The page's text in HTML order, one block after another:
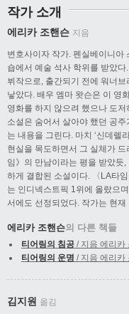
작가 소개
에리카 조핸슨 지음
변호사이자 작가. 펜실베이니아
숍에서 예술 석사 학위를 받았다
뷔작으로, 출간되기 전에 워너
낳았다. 배우 엠마 왓슨은 이 영
영화를 하지 않으려 했으나 도저
소설은 숨어서 살아야 했던 공
는 내용을 그린다. 마치 ‘신데렐
현실을 목도하면서 그 실체가
임》의 만남이라는 평을 받았듯
하게 결합된 소설이다. 〈LA타
는 인디넥스트픽 1위에 올랐으
서에도 선정되었다. 작가는 현
에리카 조핸슨의 다른 책들
티어링의 침공 / 지음 에리카
티어링의 운명 / 지음 에리카
김지원 옮김